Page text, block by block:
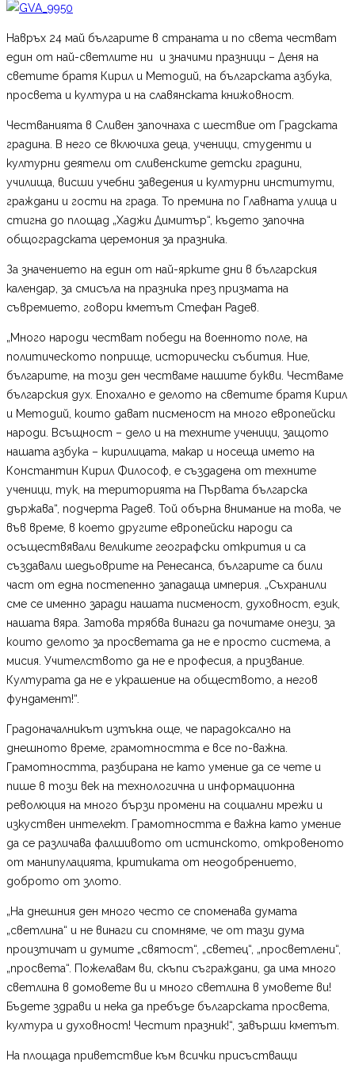
Навръх 24 май българите в страната и по света честват
един от най-светлите ни и значими празници – Деня на
светите братя Кирил и Методий, на българската азбука,
просвета и култура и на славянската книжовност.
Честванията в Сливен започнаха с шествие от Градската
градина. В него се включиха деца, ученици, студенти и
културни деятели от сливенските детски градини,
училища, висши учебни заведения и културни институти,
граждани и гости на града. То премина по Главната улица и
стигна до площад „Хаджи Димитър“, където започна
общоградската церемония за празника.
За значението на един от най-ярките дни в българския
календар, за смисъла на празника през призмата на
съвремието, говори кметът Стефан Радев.
„Много народи честват победи на военното поле, на
политическото поприще, исторически събития. Ние,
българите, на този ден честваме нашите букви. Честваме
българския дух. Епохално е делото на светите братя Кирил
и Методий, които дават писменост на много европейски
народи. Всъщност – дело и на техните ученици, защото
нашата азбука – кирилицата, макар и носеща името на
Константин Кирил Философ, е създадена от техните
ученици, тук, на територията на Първата българска
държава“, подчерта Радев. Той обърна внимание на това, че
във време, в което другите европейски народи са
осъществявали великите географски открития и са
създавали шедьоврите на Ренесанса, българите са били
част от една постепенно западаща империя. „Съхранили
сме се именно заради нашата писменост, духовност, език,
нашата вяра. Затова трябва винаги да почитаме онези, за
които делото за просветата да не е просто система, а
мисия. Учителството да не е професия, а призвание.
Културата да не е украшение на обществото, а негов
фундамент!“.
Градоначалникът изтъкна още, че парадоксално на
днешното време, грамотността е все по-важна.
Грамотността, разбирана не като умение да се чете и
пише в този век на технологична и информационна
революция на много бързи промени на социални мрежи и
изкуствен интелект. Грамотността е важна като умение
да се различава фалшивото от истинското, откровеното
от манипулацията, критиката от неодобрението,
доброто от злото.
„На днешния ден много често се споменава думата
„светлина“ и не винаги си спомняме, че от тази дума
произтичат и думите „святост“, „светец“, „просветлени“,
„просвета“. Пожелавам ви, скъпи съграждани, да има много
светлина в домовете ви и много светлина в умовете ви!
Бъдете здрави и нека да пребъде българската просвета,
култура и духовност! Честит празник!“, завърши кметът.
На площада приветствие към всички присъстващи